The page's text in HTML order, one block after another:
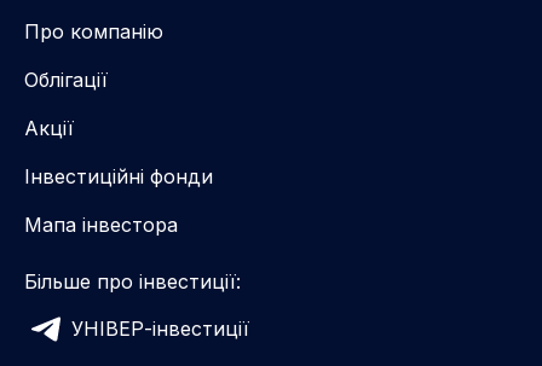
Про компанію
Облігації
Акції
Інвестиційні фонди
Мапа інвестора
Більше про інвестиції:
УНІВЕР-інвестиції